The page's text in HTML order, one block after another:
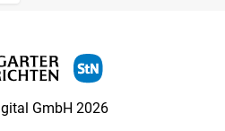
GmbH 2026